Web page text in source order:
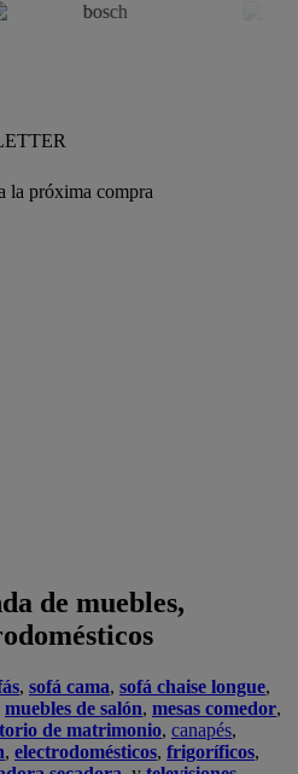
la próxima compra
de muebles,
, sofá cama, sofá chaise longue,
muebles de salón, mesas comedor,
de matrimonio, canapés,
, electrodomésticos, frigoríficos,